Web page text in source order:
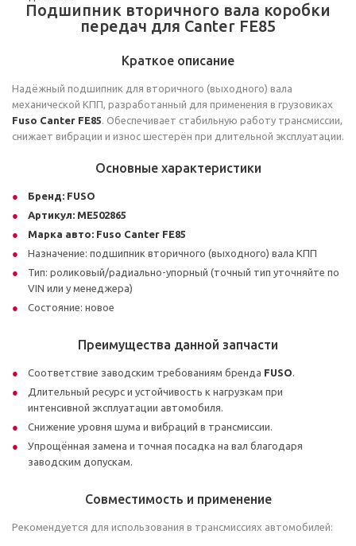
Подшипник вторичного вала коробки
передач для Canter FE85
Краткое описание
Надёжный подшипник для вторичного (выходного) вала
механической КПП, разработанный для применения в грузовиках
Fuso Canter FE85. Обеспечивает стабильную работу трансмиссии,
снижает вибрации и износ шестерён при длительной эксплуатации.
Основные характеристики
Бренд: FUSO
Артикул: ME502865
Марка авто: Fuso Canter FE85
Назначение: подшипник вторичного (выходного) вала КПП
Тип: роликовый/радиально-упорный (точный тип уточняйте по
VIN или у менеджера)
Состояние: новое
Преимущества данной запчасти
Соответствие заводским требованиям бренда FUSO.
Длительный ресурс и устойчивость к нагрузкам при
интенсивной эксплуатации автомобиля.
Снижение уровня шума и вибраций в трансмиссии.
Упрощённая замена и точная посадка на вал благодаря
заводским допускам.
Совместимость и применение
Рекомендуется для использования в трансмиссиях автомобилей: